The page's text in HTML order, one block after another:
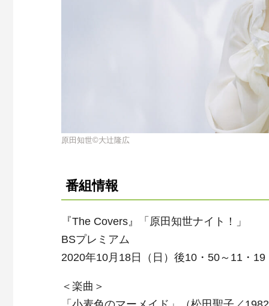
原田知世©大辻隆広
番組情報
『The Covers』「原田知世ナイト！」
BSプレミアム
2020年10月18日（日）後10・50～11・19
＜楽曲＞